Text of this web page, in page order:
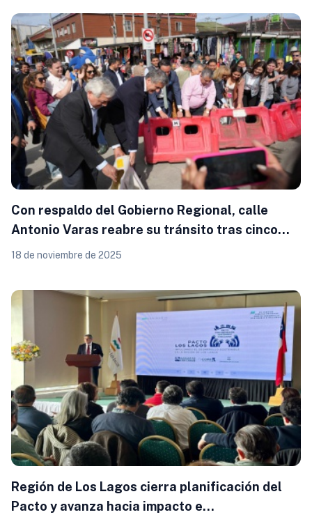
Con respaldo del Gobierno Regional, calle
Antonio Varas reabre su tránsito tras cinco
años de obras en Puerto Montt
18 de noviembre de 2025
Región de Los Lagos cierra planificación del
Pacto y avanza hacia impacto e